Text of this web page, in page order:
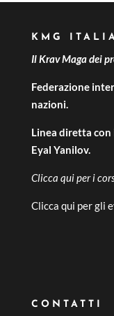
KMG
Il Krav Maga dei
Federazione
nazioni.
Linea diretta
Eyal Yanilov.
Clicca qui per i
Clicca qui per gli
CONTATTI